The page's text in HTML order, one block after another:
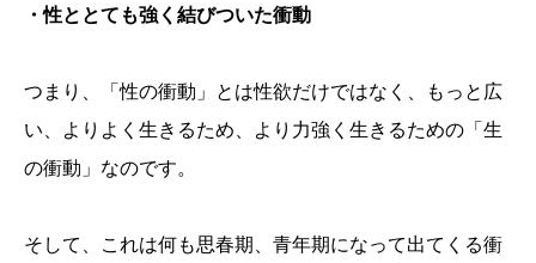
・性ととても強く結びついた衝動
つまり、「性の衝動」とは性欲だけではなく、もっと広
い、よりよく生きるため、より力強く生きるための「生
の衝動」なのです。
そして、これは何も思春期、青年期になって出てくる衝